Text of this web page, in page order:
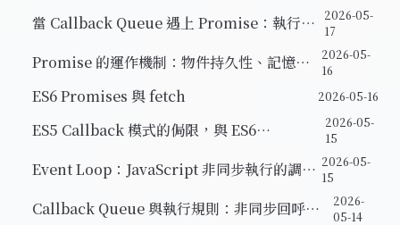
當 Callback Queue 遇上 Promise：執行順
2026-05-
17
Promise 的運作機制：物件持久性、記憶體
2026-05-
16
ES6 Promises 與 fetch 2026-05-16
ES5 Callback 模式的侷限，與 ES6
2026-05-
15
Event Loop：JavaScript 非同步執行的調度 2026-05-
15
Callback Queue 與執行規則：非同步回呼如
2026-
05-14